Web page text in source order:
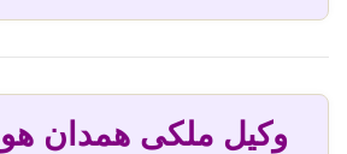
وکیل ملکی همدان